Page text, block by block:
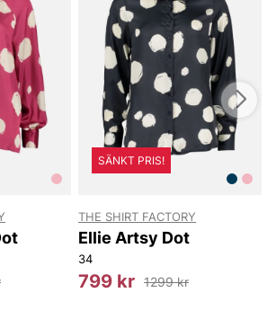
SÄNKT PRIS!
THE SHIRT FACTORY
Ellie Artsy Dot
34
799 kr 1299 kr